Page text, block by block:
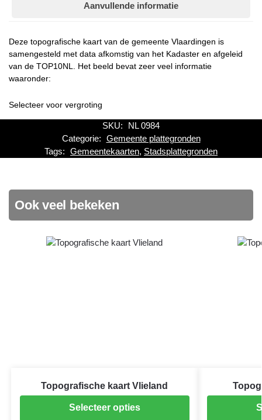
Aanvullende informatie
Deze topografische kaart van de gemeente Vlaardingen is
samengesteld met data afkomstig van het Kadaster en afgeleid
van de TOP10NL. Het beeld bevat zeer veel informatie
waaronder:
Selecteer voor vergroting
SKU:
NL 0984
Categorie: Gemeente plattegronden
Tags: Gemeentekaarten, Stadsplattegronden
Ook veel bekeken
Topografische kaart Vlieland
Selecteer opties